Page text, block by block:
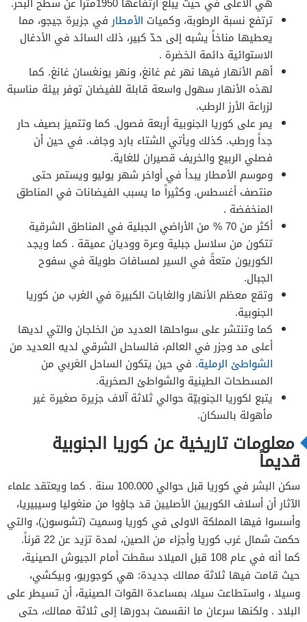
ترتفع نسبة الرطوبة، وكميات الأمطارفي جزيرة جيجو، مما
يعطيها مناخاً يشبه إلى حدّ كبير، ذلك السائد في الأدغال
الاستوائية دائمة الخضرة .
أهم الأنهار فيها نهر غم غانغ، ونهر يونغسان غانغ. كما
لهذه الأنهار سهول واسعة قابلة للفيضان توفر بيئة مناسبة
لزراعة الأرز الرطب.
يمر على كوريا الجنوبية أربعة فصول. كما وتتميز بصيف حار
جداً ورطب. كذلك ويأتي الشتاء بارد وجاف. في حين أن
فصلي الربيع والخريف قصيران للغاية.
وموسم الأمطار يبدأ في أواخر شهر يوليو ويستمر حتى
منتصف أغسطس. وكثيراً ما يسبب الفيضانات في المناطق
المنخفضة .
أكثر من 70 % من الأراضي الجبلية في المناطق الشرقية
تتكون من سلاسل جبلية وعرة ووديان عميقة . كما ويجد
الكوريون متعةً في السير لمسافات طويلة في سفوح
الجبال.
وتقع معظم الأنهار والغابات الكبيرة في الغرب من كوريا
الجنوبية.
كما وتنتشر على سواحلها العديد من الخلجان والتي لديها
أعلى مد وجزر في العالم، فالساحل الشرقي لديه العديد من
الشواطئ الرملية. في حين يتكون الساحل الغربي من
المسطحات الطينية والشواطئ الصخرية.
يتبع لكوريا الجنوبيّة حوالي ثلاثة آلاف جزيرة صغيرة غير
مأهولة بالسكان.
معلومات تاريخية عن كوريا الجنوبية
قديماً
سكن البشر في كوريا قبل حوالي 100.000 سنة . كما ويعتقد علماء
الآثار أن أسلاف الكوريين الأصليين قد جاؤوا من منغوليا وسيبيريا،
وأسسوا فيها المملكة الاولى في كوريا وسميت (تشوسون)، والتي
حكمت شمال غرب كوريا وأجزاء من الصين، لمدة تزيد عن 22 قرناً.
كما أنه في عام 108 قبل الميلاد سقطت أمام الجيوش الصينية،
حيث قامت فيها ثلاثة ممالك جديدة: هي كوجوريو، وبيكشي،
وسيلا ، واستطاعت سيلا، بمساعدة القوات الصينية، أن تسيطر على
البلاد . ولكنها سرعان ما انقسمت بدورها إلى ثلاثة ممالك، حتى